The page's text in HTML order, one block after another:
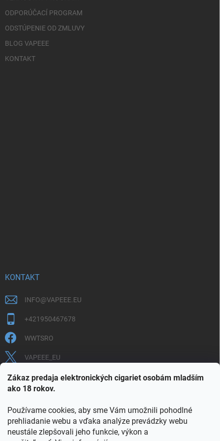
Zákaz predaja elektronických cigariet osobám mladším
ako 18 rokov.
Používame cookies, aby sme Vám umožnili pohodlné
prehliadanie webu a vďaka analýze prevádzky webu
neustále zlepšovali jeho funkcie, výkon a
ODPORÚČACÍ PROGRAM
ODSTÚPENIE OD ZMLUVY
BLOG VAPEEE
KONTAKT
KONTAKT
INFO@VAPEEE.EU
+421950467678
WWTSRO
VAPEEE_EU
VAPEEE.EU